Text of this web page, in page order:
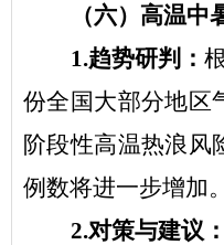
（六）高温中
1.趋势研判：
份全国大部分地区
阶段性高温热浪风
例数将进一步增加。
2.对策与建议：